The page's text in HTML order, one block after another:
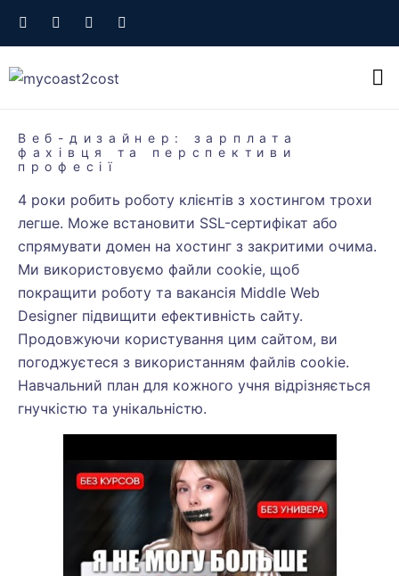
Веб-дизайнер: зарплата
фахівця та перспективи
професії
4 роки робить роботу клієнтів з хостингом трохи
легше. Може встановити SSL-сертифікат або
спрямувати домен на хостинг з закритими очима.
Ми використовуємо файли cookie, щоб
покращити роботу та вакансія Middle Web
Designer підвищити ефективність сайту.
Продовжуючи користування цим сайтом, ви
погоджуєтеся з використанням файлів cookie.
Навчальний план для кожного учня відрізняється
гнучкістю та унікальністю.